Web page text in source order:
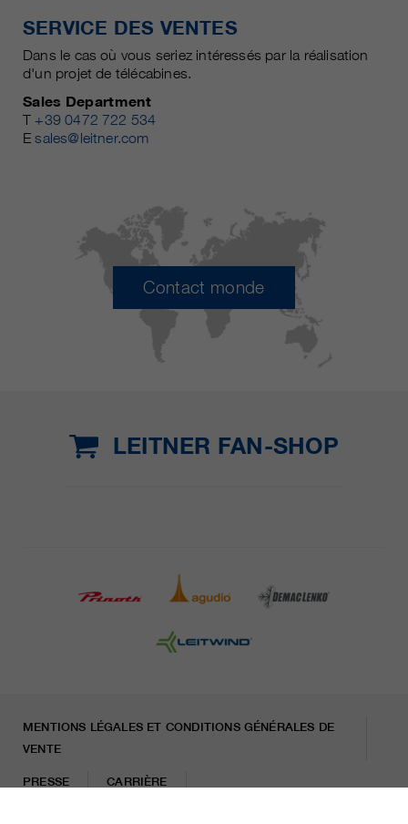
SERVICE DES VENTES
Dans le cas où vous seriez intéressés par la réalisation
d'un projet de télécabines.
Sales Department
T +39 0472 722 534
Esales@leitner.com
Contact monde
LEITNER FAN-SHOP
MENTIONS LÉGALES ET CONDITIONS GÉNÉRALES DE
VENTE
PRESSE CARRIÈRE